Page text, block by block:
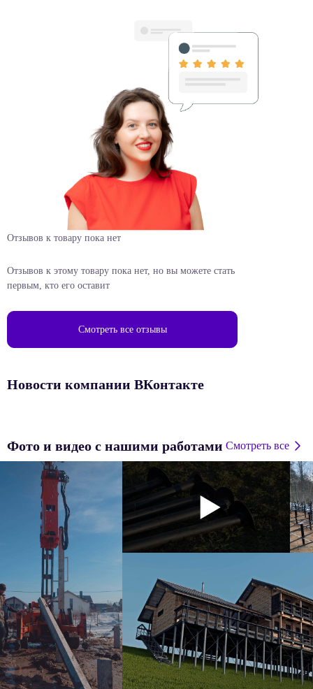
Отзывов к товару пока нет
Отзывов к этому товару пока нет, но вы можете стать
первым, кто его оставит
Смотреть все отзывы
Новости компании ВКонтакте
Фото и видео с нашими работами Смотреть все